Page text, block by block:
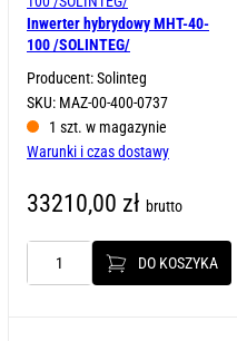
Inwerter hybrydowy MHT-40-
100 /SOLINTEG/
Producent: Solinteg
SKU: MAZ-00-400-0737
1 szt. w magazynie
Warunki i czas dostawy
33210,00 zł brutto
ilość
DO KOSZYKA